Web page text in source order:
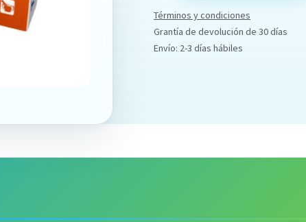
Términos y condiciones
Grantía de devolución de 30 días
Envío: 2-3 días hábiles